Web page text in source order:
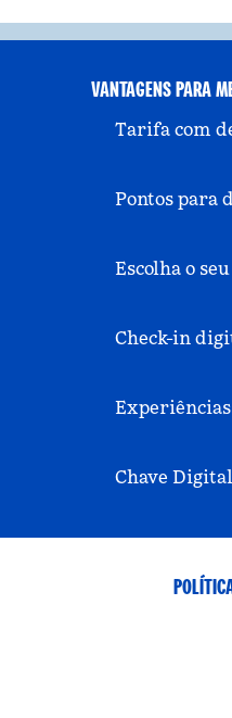
VANTAGENS PARA
Tarifa com
Pontos para
Escolha o
Check-in
Chave Digital